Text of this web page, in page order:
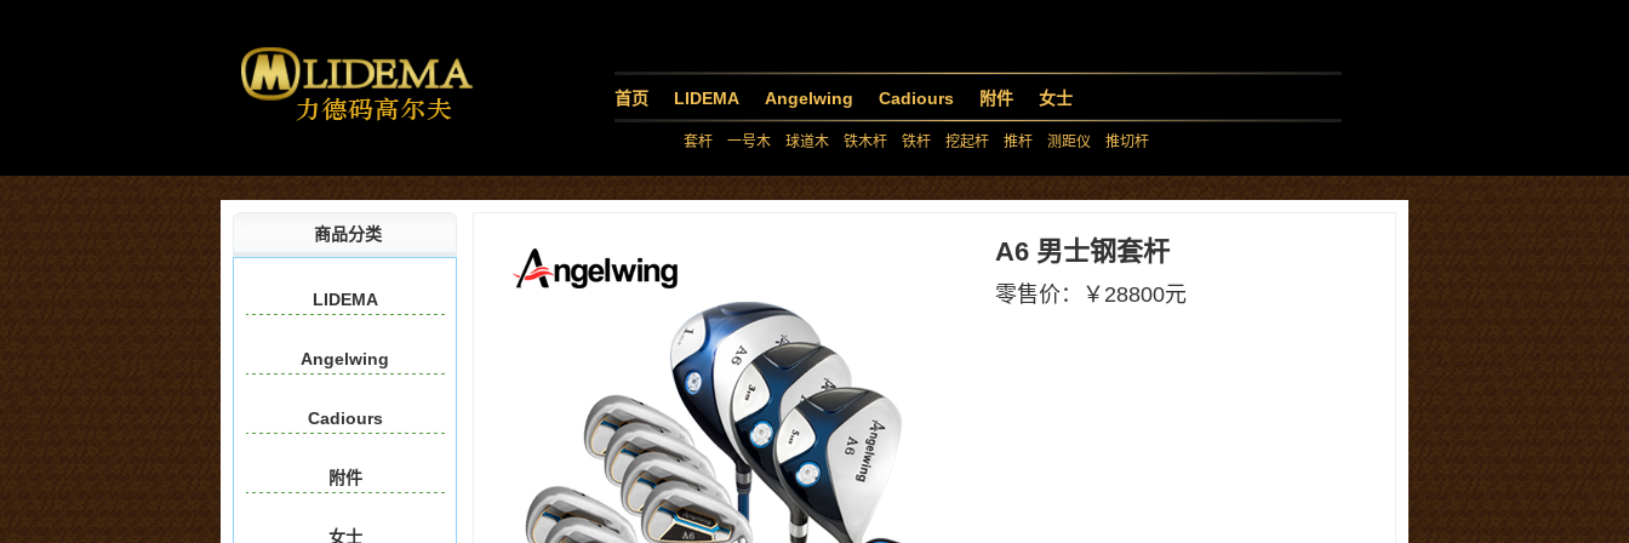
首页 LIDEMA Angelwing Cadiours 附件 女士
套杆 一号木 球道木 铁木杆 铁杆 挖起杆 推杆 测距仪 推切杆
商品分类
LIDEMA
Angelwing
Cadiours
附件
女士
A6 男士钢套杆
零售价：￥28800元